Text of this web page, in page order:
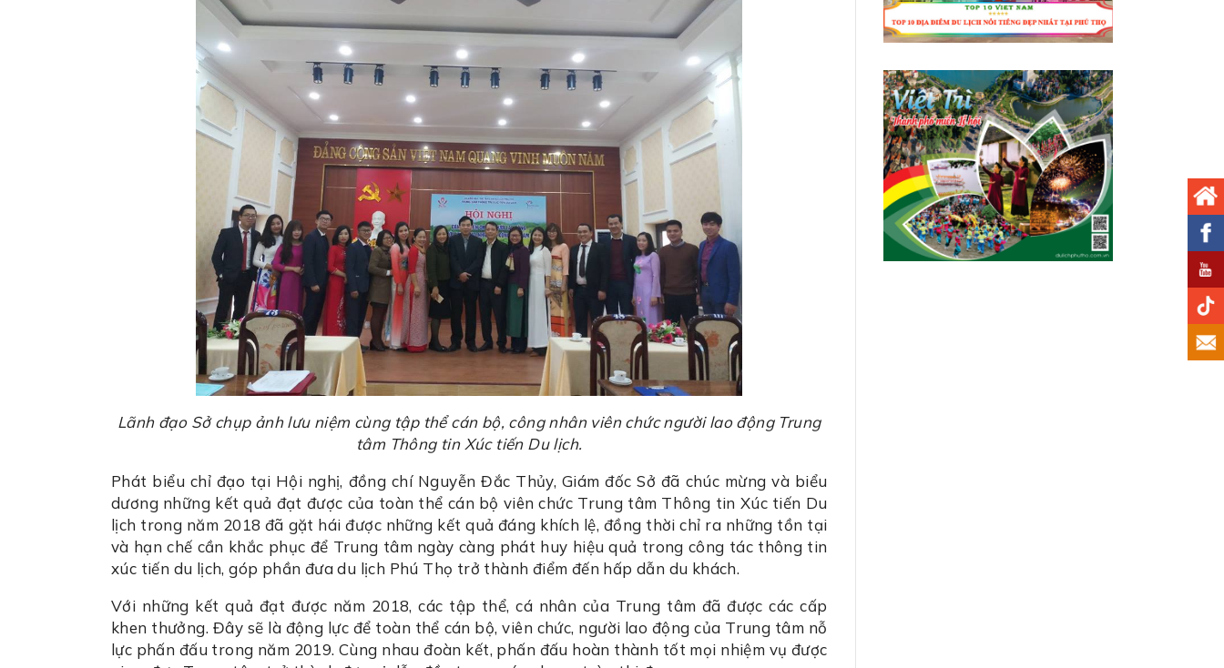
Lãnh đạo Sở chụp ảnh lưu niệm cùng tập thể cán bộ, công nhân viên chức người lao động Trung
tâm Thông tin Xúc tiến Du lịch.
Phát biểu chỉ đạo tại Hội nghị, đồng chí Nguyễn Đắc Thủy, Giám đốc Sở đã chúc mừng và biểu
dương những kết quả đạt được của toàn thể cán bộ viên chức Trung tâm Thông tin Xúc tiến Du
lịch trong năm 2018 đã gặt hái được những kết quả đáng khích lệ, đồng thời chỉ ra những tồn tại
và hạn chế cần khắc phục để Trung tâm ngày càng phát huy hiệu quả trong công tác thông tin
xúc tiến du lịch, góp phần đưa du lịch Phú Thọ trở thành điểm đến hấp dẫn du khách.
Với những kết quả đạt được năm 2018, các tập thể, cá nhân của Trung tâm đã được các cấp
khen thưởng. Đây sẽ là động lực để toàn thể cán bộ, viên chức, người lao động của Trung tâm nỗ
lực phấn đấu trong năm 2019. Cùng nhau đoàn kết, phấn đấu hoàn thành tốt mọi nhiệm vụ được